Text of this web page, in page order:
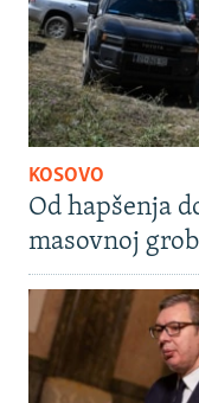
KOSOVO
Od hapšenja
masovnoj